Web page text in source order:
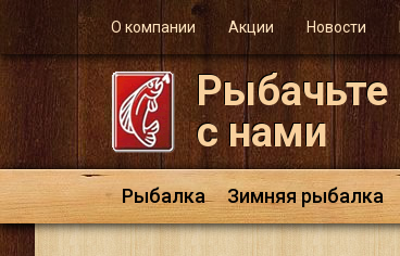
О компании Акции Новости
Рыбачьте
с нами
Рыбалка Зимняя рыбалка